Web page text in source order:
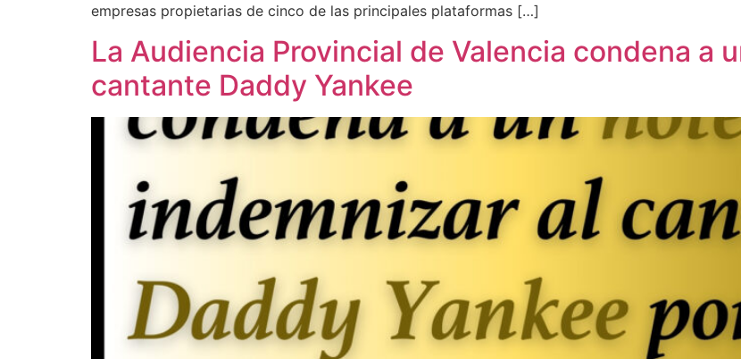
empresas propietarias de cinco de las principales plataformas […]
La Audiencia Provincial de Valencia condena a
cantante Daddy Yankee